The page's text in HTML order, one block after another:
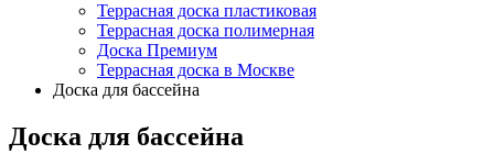
Террасная доска пластиковая
Террасная доска полимерная
Доска Премиум
Террасная доска в Москве
Доска для бассейна
Доска для бассейна